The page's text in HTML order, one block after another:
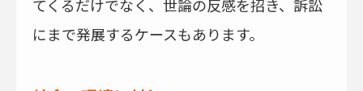
てくるだけでなく、世論の反感を招き、訴訟
にまで発展するケースもあります。